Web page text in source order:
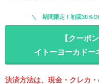
期間限定！初回30％
【クーポ
イトーヨーカドー
決済方法は、現金・クレカ